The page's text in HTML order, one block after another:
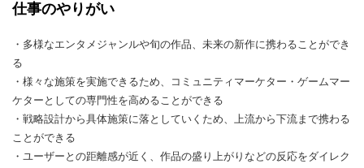
仕事のやりがい
・多様なエンタメジャンルや旬の作品、未来の新作に携わることができ
る
・様々な施策を実施できるため、コミュニティマーケター・ゲームマー
ケターとしての専門性を高めることができる
・戦略設計から具体施策に落としていくため、上流から下流まで携わる
ことができる
・ユーザーとの距離感が近く、作品の盛り上がりなどの反応をダイレク